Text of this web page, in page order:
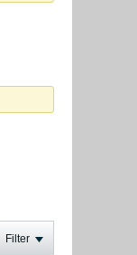
Filter